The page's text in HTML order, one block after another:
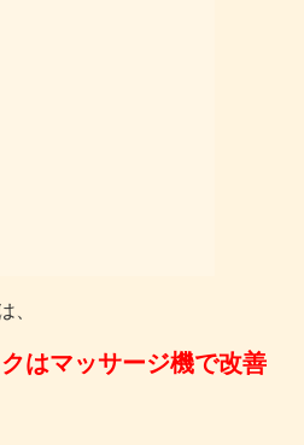
、
はマッサージ機で改善